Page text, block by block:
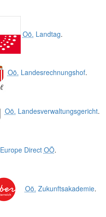
Oö. Landtag.
Oö. Landesrechnungshof.
Oö. Landesverwaltungsgericht.
Europe Direct OÖ.
Oö. Zukunftsakademie.